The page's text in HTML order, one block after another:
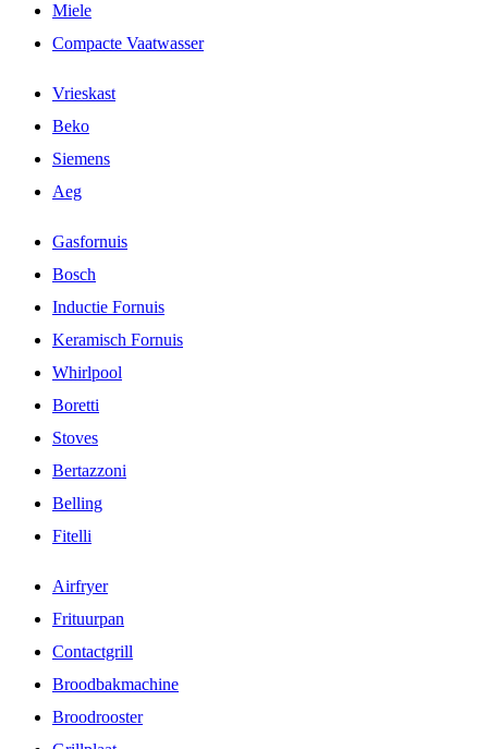
Miele
Compacte Vaatwasser
Vrieskast
Beko
Siemens
Aeg
Gasfornuis
Bosch
Inductie Fornuis
Keramisch Fornuis
Whirlpool
Boretti
Stoves
Bertazzoni
Belling
Fitelli
Airfryer
Frituurpan
Contactgrill
Broodbakmachine
Broodrooster